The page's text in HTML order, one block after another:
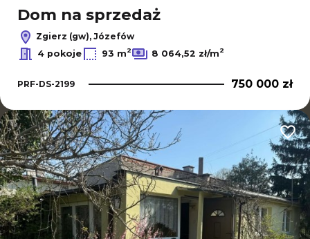
Dom na sprzedaż
Zgierz (gw), Józefów
4 pokoje
93 m2 8 064,52 zł/m2
PRF-DS-2199 750 000 zł